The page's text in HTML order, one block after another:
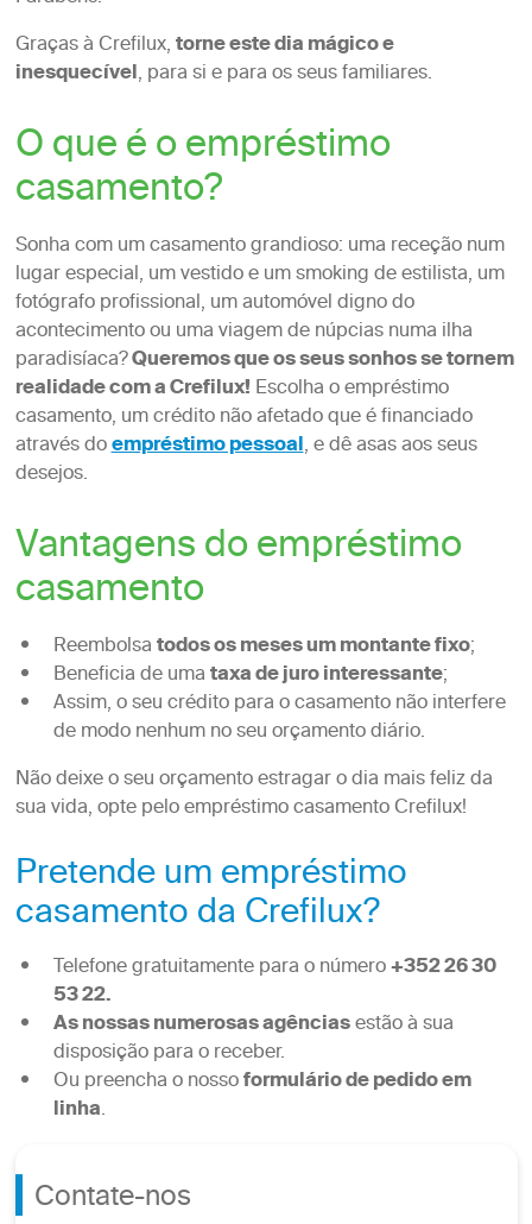
Graças à Crefilux,torne este dia mágico e
inesquecível, para si e para os seus familiares.
O que é o empréstimo
casamento?
Sonha com um casamento grandioso: uma receção num
lugar especial, um vestido e um smoking de estilista, um
fotógrafo profissional, um automóvel digno do
acontecimento ou uma viagem de núpcias numa ilha
paradisíaca?Queremos que os seus sonhos se tornem
realidade com a Crefilux! Escolha o empréstimo
casamento, um crédito não afetado que é financiado
através doempréstimo pessoal, e dê asas aos seus
desejos.
Vantagens do empréstimo
casamento
Reembolsatodos os meses um montante fixo;
Beneficia de umataxa de juro interessante;
Assim, o seu crédito para o casamento não interfere
de modo nenhum no seu orçamento diário.
Não deixe o seu orçamento estragar o dia mais feliz da
sua vida, opte pelo empréstimo casamento Crefilux!
Pretende um empréstimo
casamento da Crefilux?
Telefone gratuitamente para o número+352 26 30
53 22.
As nossas numerosas agênciasestão à sua
disposição para o receber.
Ou preencha o nossoformulário de pedido em
linha.
Contate-nos